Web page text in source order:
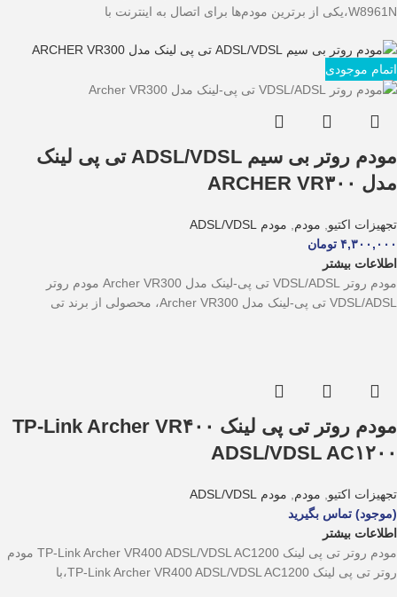
W8961N،یکی از برترین مودم‌ها برای اتصال به اینترنت با
اتمام موجودی
مودم روتر بی سیم ADSL/VDSL تی پی لینک
مدل ARCHER VR۳۰۰
تجهیزات اکتیو, مودم, مودم ADSL/VDSL
۴,۳۰۰,۰۰۰ تومان
اطلاعات بیشتر
مودم روتر VDSL/ADSL تی پی-لینک مدل Archer VR300 مودم روتر
VDSL/ADSL تی پی-لینک مدل Archer VR300، محصولی از برند تی
مودم روتر تی پی لینک TP-Link Archer VR۴۰۰
ADSL/VDSL AC۱۲۰۰
تجهیزات اکتیو, مودم, مودم ADSL/VDSL
(موجود) تماس بگیرید
اطلاعات بیشتر
مودم روتر تی پی لینک TP-Link Archer VR400 ADSL/VDSL AC1200 مودم
روتر تی پی لینک TP-Link Archer VR400 ADSL/VDSL AC1200،با